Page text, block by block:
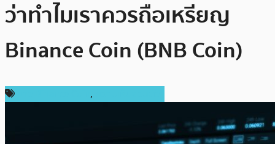
ว่าทำไมเราควรถือเหรียญ
Binance Coin (BNB Coin)
,